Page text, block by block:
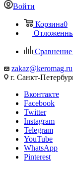
Войти
Корзина0
Сравнение
zakaz@keromag.ru
г. Санкт-
Вконтакте
Facebook
Twitter
Instagram
Telegram
YouTube
WhatsApp
Pinterest